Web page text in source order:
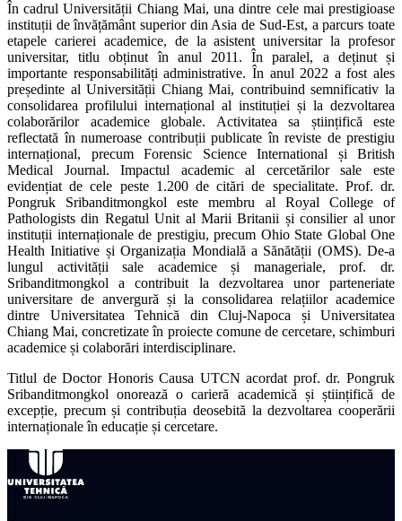
În cadrul Universității Chiang Mai, una dintre cele mai prestigioase
instituții de învățământ superior din Asia de Sud-Est, a parcurs toate
etapele carierei academice, de la asistent universitar la profesor
universitar, titlu obținut în anul 2011. În paralel, a deținut și
importante responsabilități administrative. În anul 2022 a fost ales
președinte al Universității Chiang Mai, contribuind semnificativ la
consolidarea profilului internațional al instituției și la dezvoltarea
colaborărilor academice globale. Activitatea sa științifică este
reflectată în numeroase contribuții publicate în reviste de prestigiu
internațional, precum Forensic Science International și British
Medical Journal. Impactul academic al cercetărilor sale este
evidențiat de cele peste 1.200 de citări de specialitate. Prof. dr.
Pongruk Sribanditmongkol este membru al Royal College of
Pathologists din Regatul Unit al Marii Britanii și consilier al unor
instituții internaționale de prestigiu, precum Ohio State Global One
Health Initiative și Organizația Mondială a Sănătății (OMS). De-a
lungul activității sale academice și manageriale, prof. dr.
Sribanditmongkol a contribuit la dezvoltarea unor parteneriate
universitare de anvergură și la consolidarea relațiilor academice
dintre Universitatea Tehnică din Cluj-Napoca și Universitatea
Chiang Mai, concretizate în proiecte comune de cercetare, schimburi
academice și colaborări interdisciplinare.
Titlul de Doctor Honoris Causa UTCN acordat prof. dr. Pongruk
Sribanditmongkol onorează o carieră academică și științifică de
excepție, precum și contribuția deosebită la dezvoltarea cooperării
internaționale în educație și cercetare.